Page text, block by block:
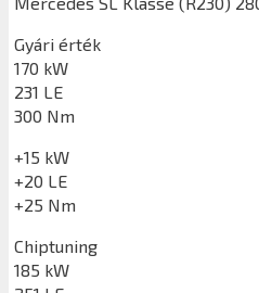
Gyári érték
170 kW
231 LE
300 Nm
+15 kW
+20 LE
+25 Nm
Chiptuning
185 kW